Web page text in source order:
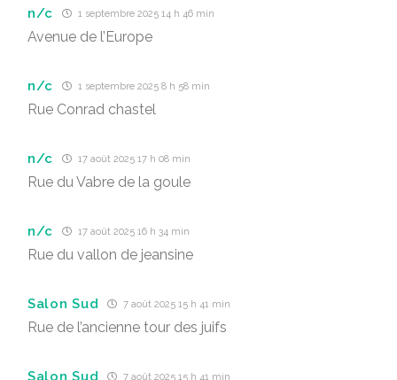
n/c 1 septembre 2025 14 h 46 min
Avenue de l’Europe
n/c 1 septembre 2025 8 h 58 min
Rue Conrad chastel
n/c 17 août 2025 17 h 08 min
Rue du Vabre de la goule
n/c 17 août 2025 16 h 34 min
Rue du vallon de jeansine
Salon Sud 7 août 2025 15 h 41 min
Rue de l’ancienne tour des juifs
Salon Sud 7 août 2025 15 h 41 min